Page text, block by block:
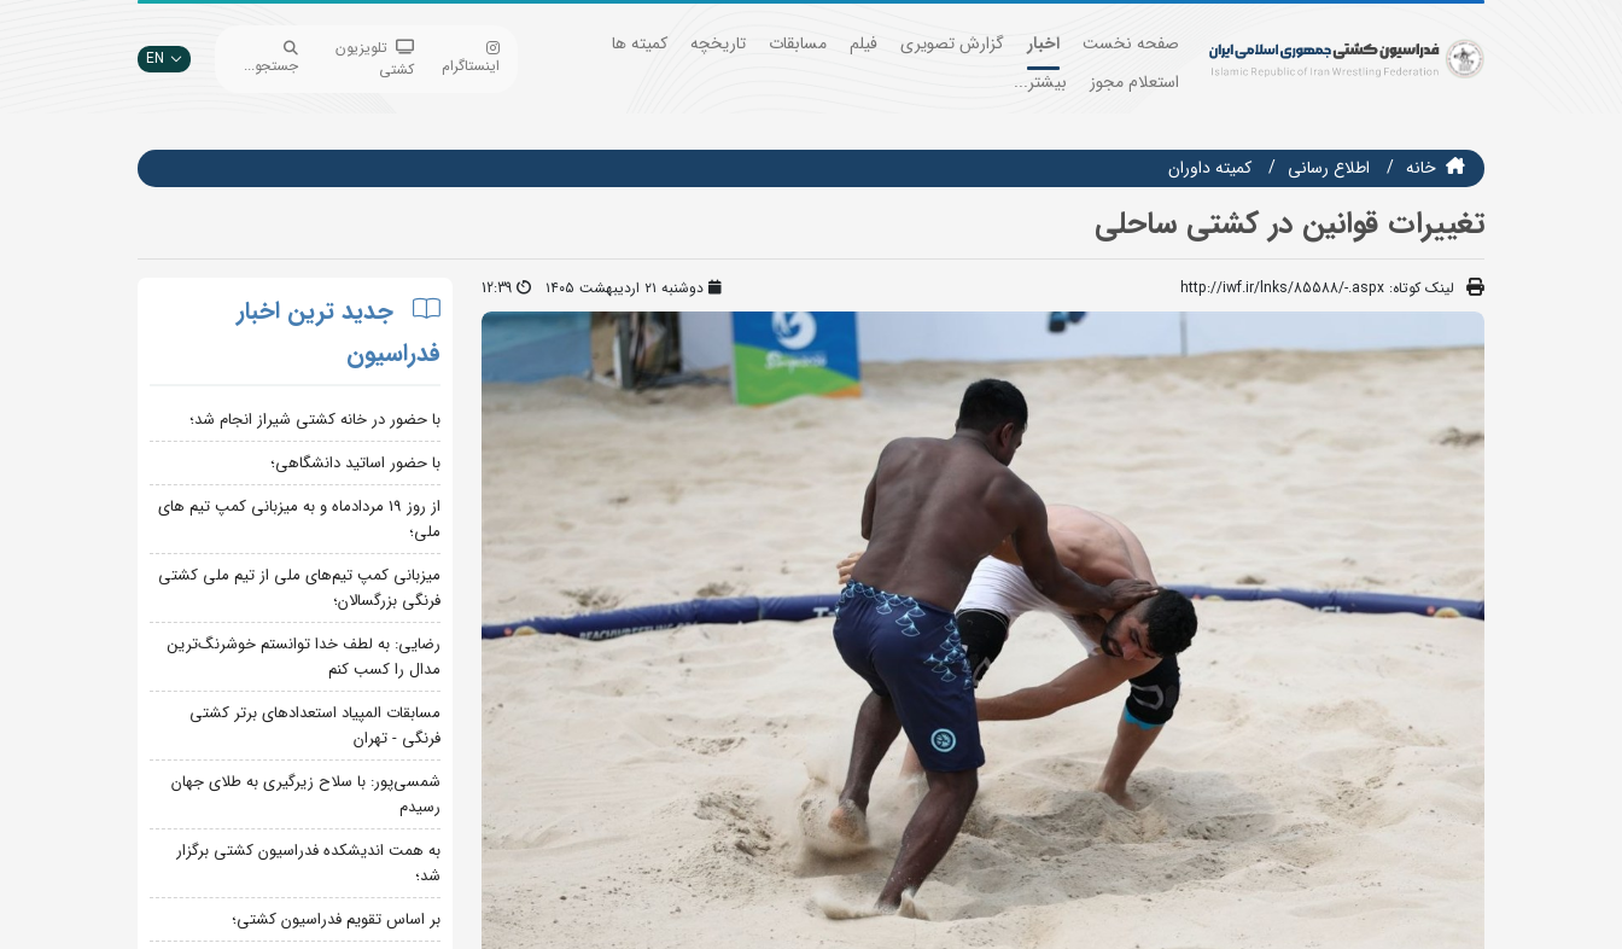
صفحه نخست اخبار گزارش تصویری فیلم مسابقات تاریخچه
کمیته ها
استعلام مجوز
بیشتر...
اینستاگرام
تلویزیون
کشتی
جستجو... EN
خانه اطلاع رسانی کمیته داوران
تغییرات قوانین در کشتی ساحلی
لینک کوتاه: http://iwf.ir/lnks/85588/-.aspx دوشنبه ۲۱ اردیبهشت ۱۴۰۵ 12:39
جدید ترین اخبار
فدراسیون
با حضور در خانه کشتی شیراز انجام شد؛
با حضور اساتید دانشگاهی؛
از روز 19 مردادماه و به میزبانی کمپ تیم های
ملی؛
میزبانی کمپ تیم‌های ملی از تیم ملی کشتی
فرنگی بزرگسالان؛
رضایی: به لطف خدا توانستم خوشرنگ‌ترین
مدال را کسب کنم
مسابقات المپیاد استعدادهای برتر کشتی
فرنگی - تهران
شمسی‌پور: با سلاح زیرگیری به طلای جهان
رسیدم
به همت اندیشکده فدراسیون کشتی برگزار
شد؛
بر اساس تقویم فدراسیون کشتی؛